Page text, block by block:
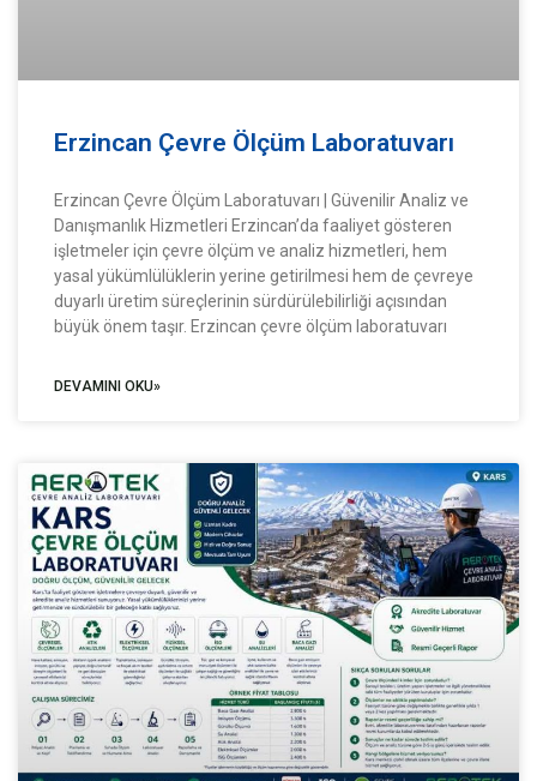
Erzincan Çevre Ölçüm Laboratuvarı
Erzincan Çevre Ölçüm Laboratuvarı | Güvenilir Analiz ve
Danışmanlık Hizmetleri Erzincan’da faaliyet gösteren
işletmeler için çevre ölçüm ve analiz hizmetleri, hem
yasal yükümlülüklerin yerine getirilmesi hem de çevreye
duyarlı üretim süreçlerinin sürdürülebilirliği açısından
büyük önem taşır. Erzincan çevre ölçüm laboratuvarı
DEVAMINI OKU»